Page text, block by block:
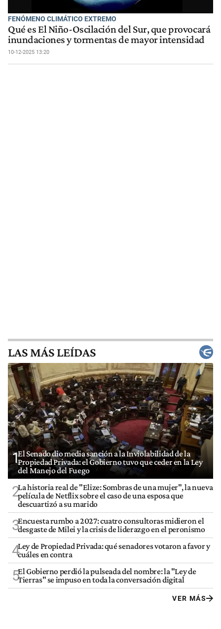
FENÓMENO CLIMÁTICO EXTREMO
Qué es El Niño-Oscilación del Sur, que provocará
inundaciones y tormentas de mayor intensidad
10-12-2025 13:20
LAS MÁS LEÍDAS
1El Senado dio media sanción a la Inviolabilidad de la
Propiedad Privada: el Gobierno tuvo que ceder en la Ley
del Manejo del Fuego
2La historia real de "Elize: Sombras de una mujer", la nueva
película de Netflix sobre el caso de una esposa que
descuartizó a su marido
3Encuesta rumbo a 2027: cuatro consultoras midieron el
desgaste de Milei y la crisis de liderazgo en el peronismo
4Ley de Propiedad Privada: qué senadores votaron a favor y
cuáles en contra
5El Gobierno perdió la pulseada del nombre: la "Ley de
Tierras" se impuso en toda la conversación digital
VER MÁS